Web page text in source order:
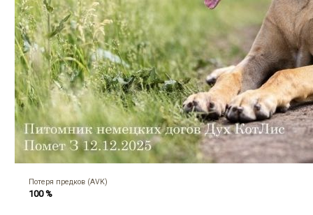
Потеря предков (AVK)
100 %